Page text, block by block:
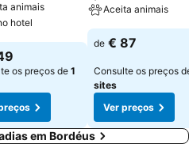
animais
hotel
os preços de 1
Aceita animais
de € 87
Consulte os preços
sites
Ver preços
em Bordéus